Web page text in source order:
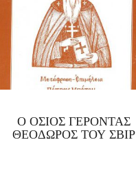
Ο ΟΣΙΟΣ ΓΕΡΟΝΤΑΣ
ΘΕΟΔΩΡΟΣ ΤΟΥ ΣΒΙΡ